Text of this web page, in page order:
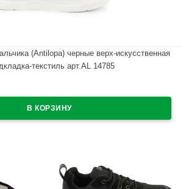
(Antilopa) черные верх-искусственная
текстиль арт.AL 14785